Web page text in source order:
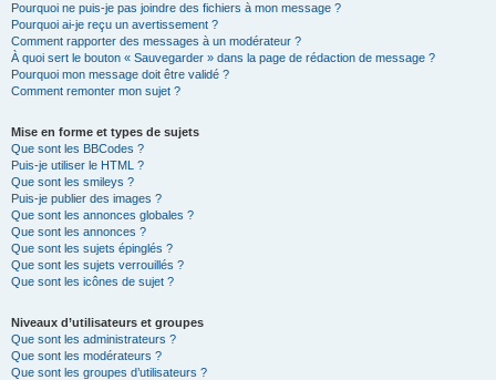
Pourquoi ne puis-je pas joindre des fichiers à mon message ?
Pourquoi ai-je reçu un avertissement ?
Comment rapporter des messages à un modérateur ?
À quoi sert le bouton « Sauvegarder » dans la page de rédaction de message ?
Pourquoi mon message doit être validé ?
Comment remonter mon sujet ?
Mise en forme et types de sujets
Que sont les BBCodes ?
Puis-je utiliser le HTML ?
Que sont les smileys ?
Puis-je publier des images ?
Que sont les annonces globales ?
Que sont les annonces ?
Que sont les sujets épinglés ?
Que sont les sujets verrouillés ?
Que sont les icônes de sujet ?
Niveaux d’utilisateurs et groupes
Que sont les administrateurs ?
Que sont les modérateurs ?
Que sont les groupes d’utilisateurs ?